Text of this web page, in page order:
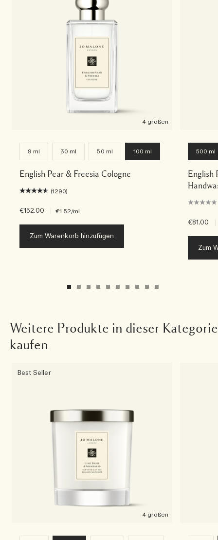
4 größen
9 ml 30 ml 50 ml 100 ml
English Pear & Freesia Cologne
(1290)
€152.00 €1.52/ml
Zum Warenkorb hinzufügen
500 ml
English
€81.00
Zum
Weitere Produkte in dieser Kategorie
kaufen
Best Seller
4 größen